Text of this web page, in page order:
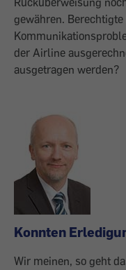
gewähren.
der Airline
ausgetragen werden?
Konnten
Wir meinen, so geht